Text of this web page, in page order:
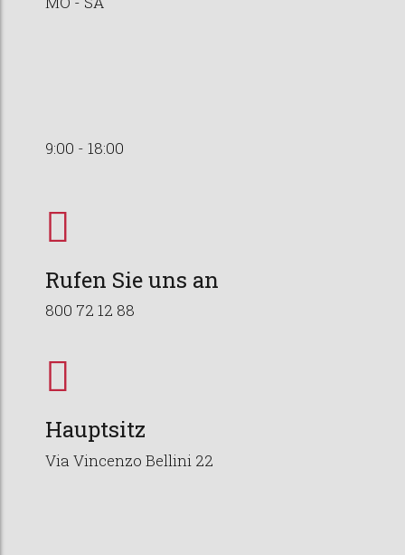
9:00 - 18:00
Rufen Sie uns an
800 72 12 88
Hauptsitz
Via Vincenzo Bellini 22